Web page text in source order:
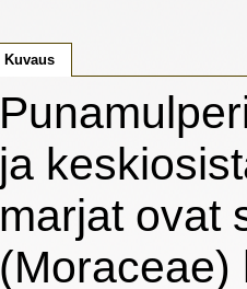
Kuvaus
ja
marjat ovat
(Moraceae)